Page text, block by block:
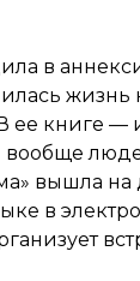
в
жизнь
ее книге
вообще
вышла на
в